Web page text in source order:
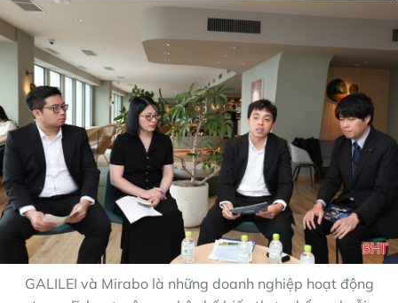
GALILEI và Mirabo là những doanh nghiệp hoạt động